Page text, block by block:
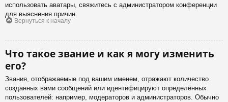
использовать аватары, свяжитесь с администратором конференции
для выяснения причин.
Вернуться к началу
Что такое звание и как я могу изменить
его?
Звания, отображаемые под вашим именем, отражают количество
созданных вами сообщений или идентифицируют определённых
пользователей: например, модераторов и администраторов. Обычно